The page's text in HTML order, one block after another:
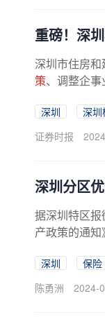
重磅！深
深圳市住房
策、调整企
深圳 深圳
证券时报
深圳分区
据深圳特区
产政策的通
深圳 保险
陈勇洲
2024-